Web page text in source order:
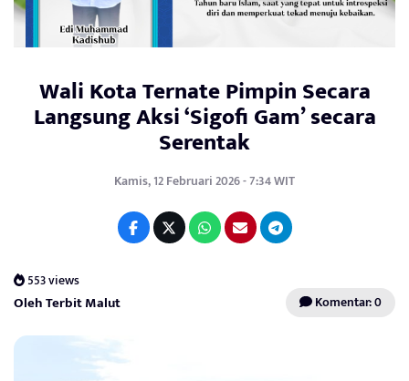
Wali Kota Ternate Pimpin Secara
Langsung Aksi ‘Sigofi Gam’ secara
Serentak
Kamis, 12 Februari 2026 - 7:34 WIT
553 views
Oleh Terbit Malut Komentar: 0